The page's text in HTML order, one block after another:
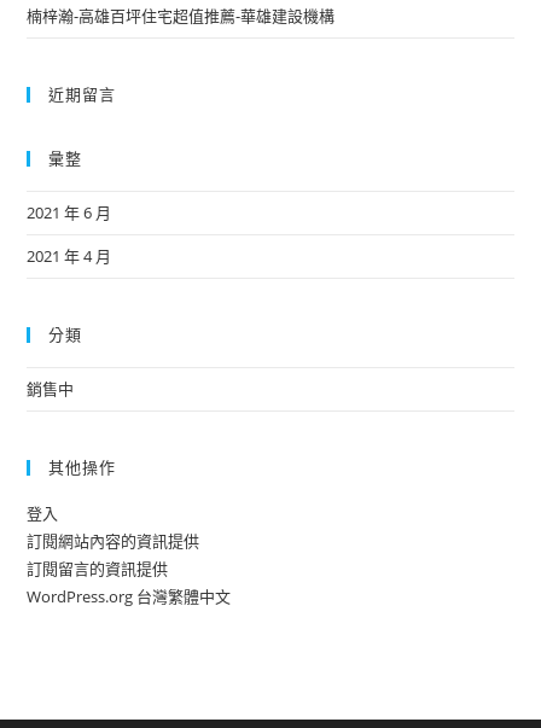
楠梓瀚-高雄百坪住宅超值推薦-華雄建設機構
近期留言
彙整
2021 年 6 月
2021 年 4 月
分類
銷售中
其他操作
登入
訂閱網站內容的資訊提供
訂閱留言的資訊提供
WordPress.org 台灣繁體中文